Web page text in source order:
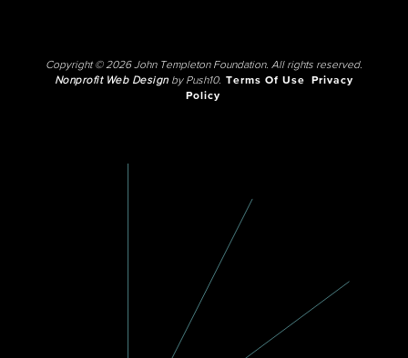
Copyright © 2026 John Templeton Foundation. All rights reserved.
Nonprofit Web Designby Push10. Terms Of Use
Privacy
Policy